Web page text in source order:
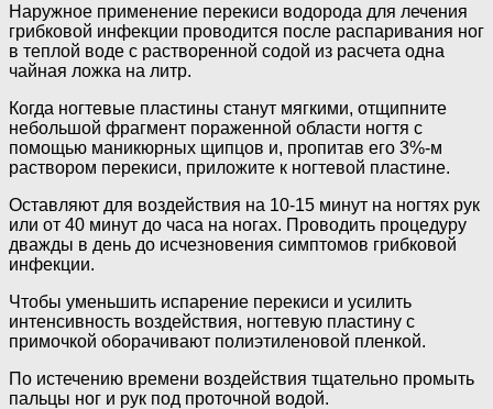
Наружное применение перекиси водорода для лечения
грибковой инфекции проводится после распаривания ног
в теплой воде с растворенной содой из расчета одна
чайная ложка на литр.
Когда ногтевые пластины станут мягкими, отщипните
небольшой фрагмент пораженной области ногтя с
помощью маникюрных щипцов и, пропитав его 3%-м
раствором перекиси, приложите к ногтевой пластине.
Оставляют для воздействия на 10-15 минут на ногтях рук
или от 40 минут до часа на ногах. Проводить процедуру
дважды в день до исчезновения симптомов грибковой
инфекции.
Чтобы уменьшить испарение перекиси и усилить
интенсивность воздействия, ногтевую пластину с
примочкой оборачивают полиэтиленовой пленкой.
По истечению времени воздействия тщательно промыть
пальцы ног и рук под проточной водой.